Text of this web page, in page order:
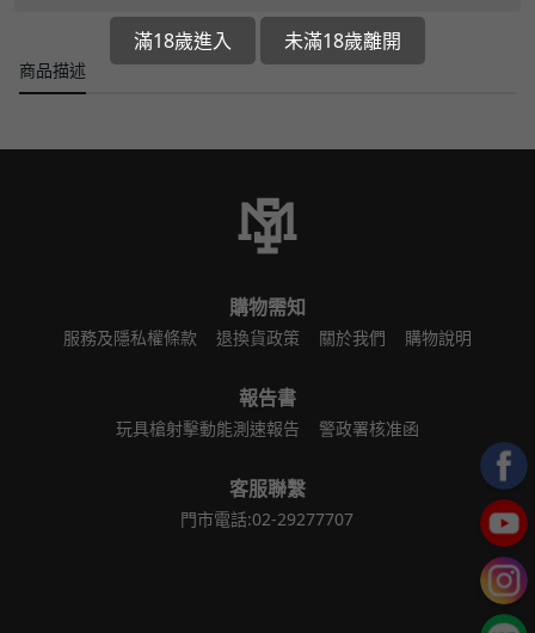
商品描述
購物需知
服務及隱私權條款 退換貨政策 關於我們 購物說明
報告書
玩具槍射擊動能測速報告 警政署核准函
客服聯繫
門市電話:02-29277707
滿18歲進入 未滿18歲離開